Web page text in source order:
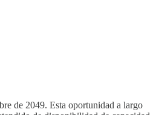
de 2049. Esta oportunidad a largo